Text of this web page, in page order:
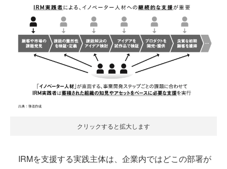
クリックすると拡大します
IRMを支援する実践主体は、企業内ではどこの部署が